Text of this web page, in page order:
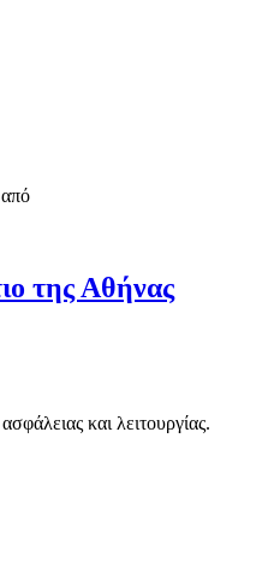
της Αθήνας
και λειτουργίας.